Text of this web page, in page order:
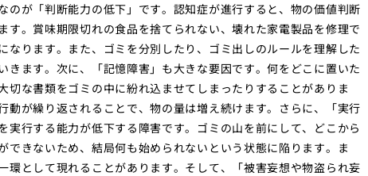
が「判断能力の低下」です。認知症が進行すると、物の価値判断
。賞味期限切れの食品を捨てられない、壊れた家電製品を修理で
ります。また、ゴミを分別したり、ゴミ出しのルールを理解した
ます。次に、「記憶障害」も大きな要因です。何をどこに置いた
な書類をゴミの中に紛れ込ませてしまったりすることがありま
が繰り返されることで、物の量は増え続けます。さらに、「実行
行する能力が低下する障害です。ゴミの山を前にして、どこから
きないため、結局何も始められないという状態に陥ります。ま
として現れることがあります。そして、「被害妄想や物盗られ妄